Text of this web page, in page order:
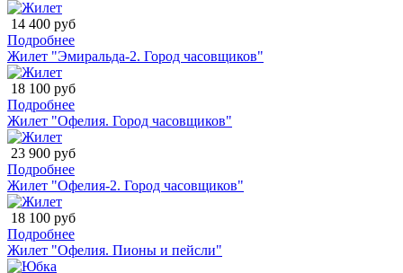
14 400 руб
Подробнее
Жилет "Эмиральда-2. Город часовщиков"
18 100 руб
Подробнее
Жилет "Офелия. Город часовщиков"
23 900 руб
Подробнее
Жилет "Офелия-2. Город часовщиков"
18 100 руб
Подробнее
Жилет "Офелия. Пионы и пейсли"